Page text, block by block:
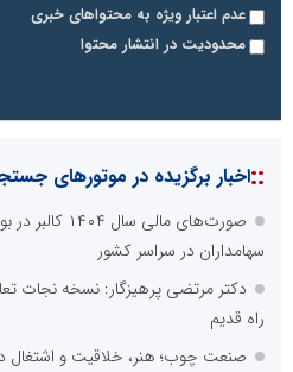
عدم اعتبار ویژه به محتواهای خبری
محدودیت در انتشار محتوا
::اخبار برگزیده در موتورهای
صورت‌های مالی
سهامداران در سراسر کشور
دکتر مرتضی پرهیزگار: نسخه نجات
راه قدیم
صنعت چوب؛ هنر، خلاقیت و اشتغال در